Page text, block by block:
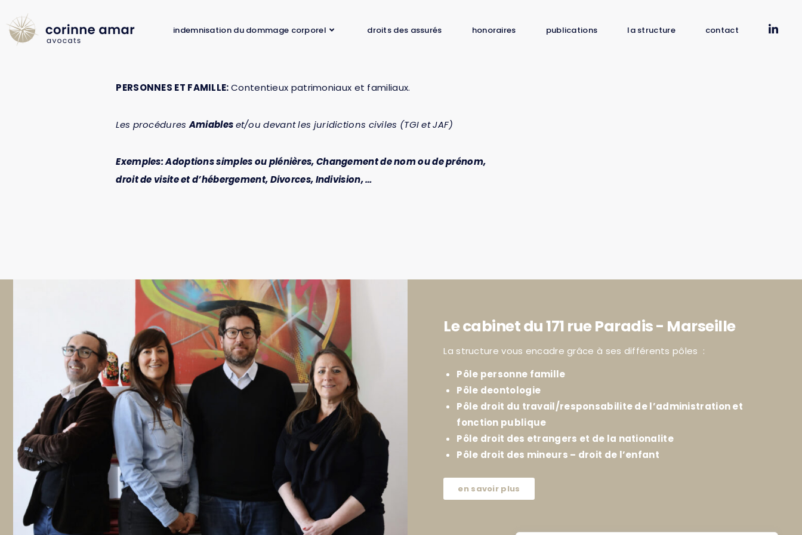
indemnisation du dommage corporel droits des assurés honoraires publications la structure contact
PERSONNES ET FAMILLE:Contentieux patrimoniaux et familiaux.
Les procéduresAmiableset/ou devant les juridictions civiles (TGI et JAF)
Exemples: Adoptions simples ou plénières, Changement de nom ou de prénom,
droit de visite et d’hébergement, Divorces, Indivision, …
Le cabinet du 171 rue Paradis - Marseille
La structure vous encadre grâce à ses différents pôles :
Pôle personne famille
Pôle deontologie
Pôle droit du travail/responsabilite de l’administration et
fonction publique
Pôle droit des etrangers et de la nationalite
Pôle droit des mineurs – droit de l’enfant
en savoir plus